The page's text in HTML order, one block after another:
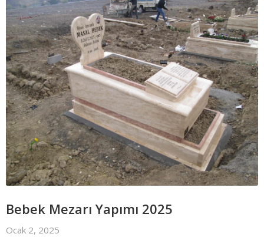
Bebek Mezarı Yapımı 2025
Ocak 2, 2025